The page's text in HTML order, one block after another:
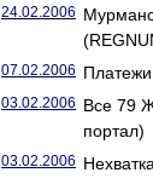
24.02.2006
07.02.2006
03.02.2006 Все 79
портал)
03.02.2006